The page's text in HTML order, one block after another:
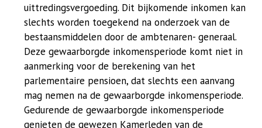
uittredingsvergoeding. Dit bijkomende inkomen kan
slechts worden toegekend na onderzoek van de
bestaansmiddelen door de ambtenaren- generaal.
Deze gewaarborgde inkomensperiode komt niet in
aanmerking voor de berekening van het
parlementaire pensioen, dat slechts een aanvang
mag nemen na de gewaarborgde inkomensperiode.
Gedurende de gewaarborgde inkomensperiode
genieten de gewezen Kamerleden van de